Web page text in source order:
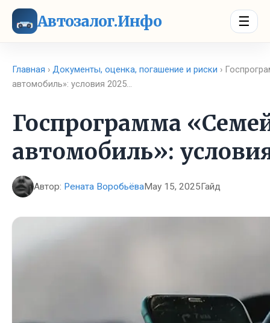
Автозалог.Инфо ☰
Главная › Документы, оценка, погашение и риски ›
автомобиль»: условия 2025…
Госпрограмма
автомобиль»:
Автор: Рената ВоробьёваMay 15, 2025Гайд